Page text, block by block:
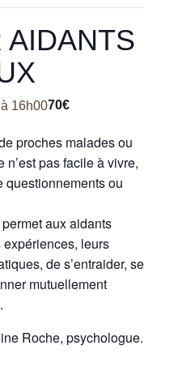
AIDANTS
16h0070€
proches malades ou
n’est pas facile à vivre,
questionnements ou
aux aidants
expériences, leurs
de s’entraider, se
mutuellement
Roche, psychologue.